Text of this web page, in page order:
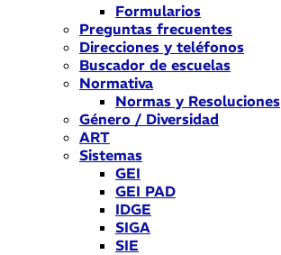
Formularios
Preguntas frecuentes
Direcciones y teléfonos
Buscador de escuelas
Normativa
Normas y Resoluciones
Género / Diversidad
ART
Sistemas
GEI
GEI PAD
IDGE
SIGA
SIE